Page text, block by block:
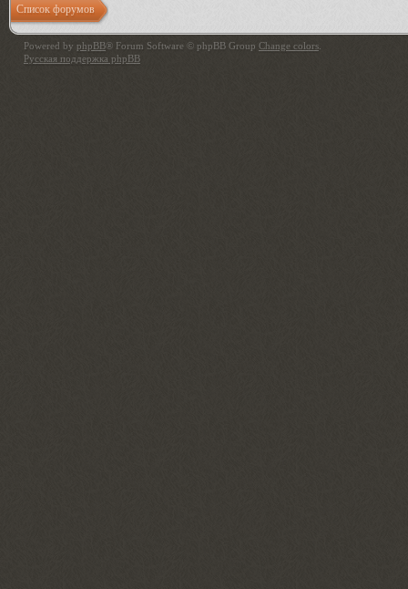
Список форумов
Powered by phpBB® Forum Software © phpBB Group Change colors
Русская поддержка phpBB